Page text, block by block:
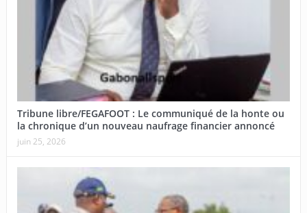
Tribune libre/FEGAFOOT : Le communiqué de la honte ou
la chronique d’un nouveau naufrage financier annoncé
juin 25, 2026